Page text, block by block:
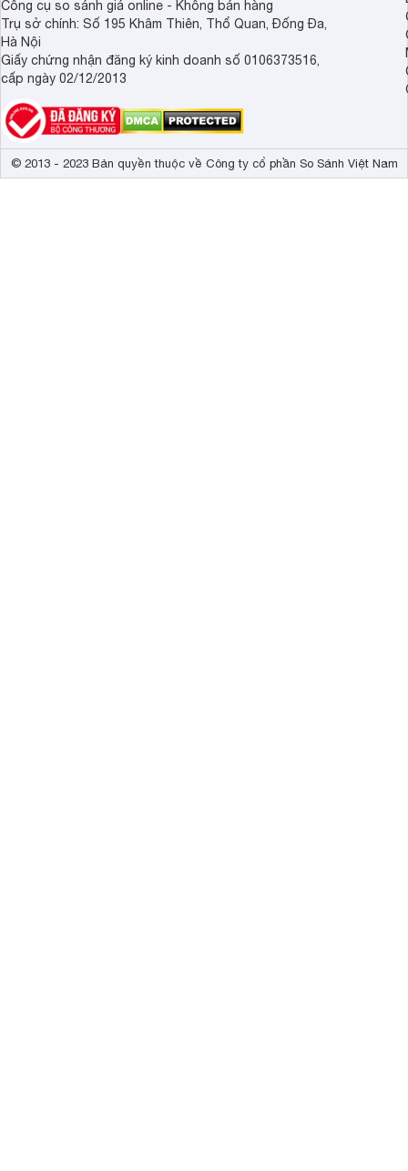
Công cụ so sánh giá online - Không bán hàng
Trụ sở chính: Số 195 Khâm Thiên, Thổ Quan, Đống Đa,
Hà Nội
Giấy chứng nhận đăng ký kinh doanh số 0106373516,
cấp ngày 02/12/2013
© 2013 - 2023 Bản quyền thuộc về Công ty cổ phần So Sánh Việt Nam